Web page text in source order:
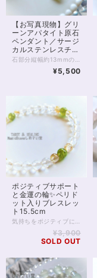
【お写真現物】グリ
ーンアパタイト原石
ペンダント／サージ
カルステンレスチェ
ーン使用
¥5,500
ポジティブサポート
と金運の輪✨ペリド
ット入りブレスレッ
ト15.5cm
¥3,900
SOLD OUT